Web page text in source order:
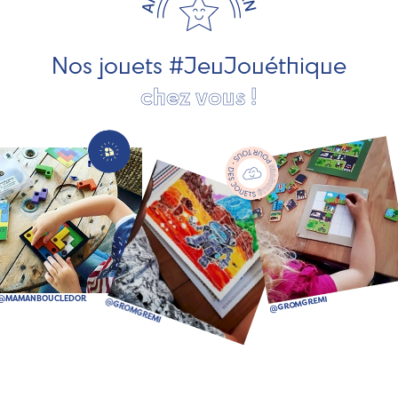
société, des jouets d'imitation, des jeux de plein air, ... et
Nos jouets #JeuJouéthique
chez vous !